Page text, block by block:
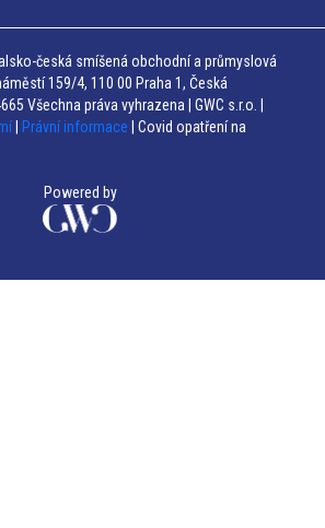
česká smíšená obchodní a průmyslová
159/4, 110 00 Praha 1, Česká
Všechna práva vyhrazena | GWC s.r.o. |
Právní informace | Covid opatření na
Powered by